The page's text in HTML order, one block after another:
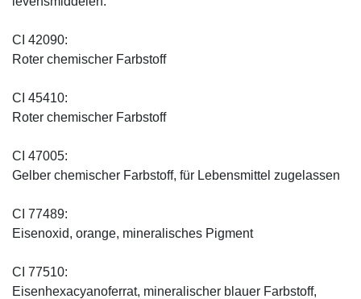
CI 42090:
Roter chemischer Farbstoff
CI 45410:
Roter chemischer Farbstoff
CI 47005:
Gelber chemischer Farbstoff, für Lebensmittel zugelassen
CI 77489:
Eisenoxid, orange, mineralisches Pigment
CI 77510:
Eisenhexacyanoferrat, mineralischer blauer Farbstoff,